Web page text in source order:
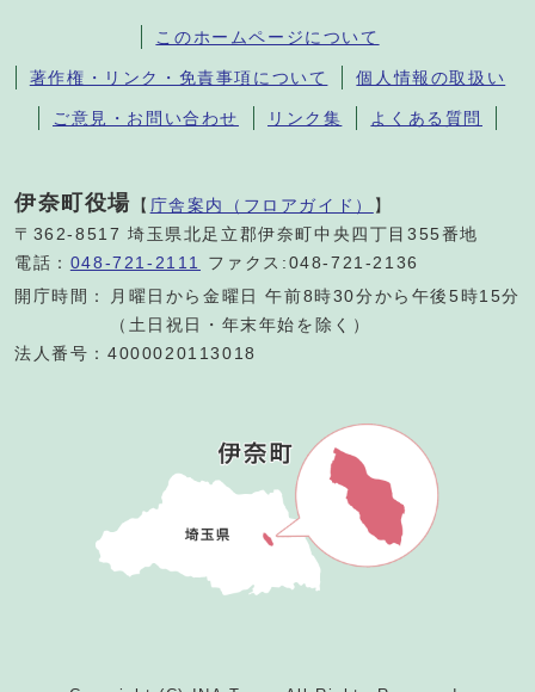
このホームページについて
著作権・リンク・免責事項について 個人情報の取扱い
ご意見・お問い合わせ リンク集 よくある質問
伊奈町役場 【 庁舎案内（フロアガイド） 】
〒362-8517 埼玉県北足立郡伊奈町中央四丁目355番地
電話： 048-721-2111
ファクス:048-721-2136
開庁時間：
月曜日から金曜日 午前8時30分から午後5時15分
（土日祝日・年末年始を除く）
法人番号：4000020113018